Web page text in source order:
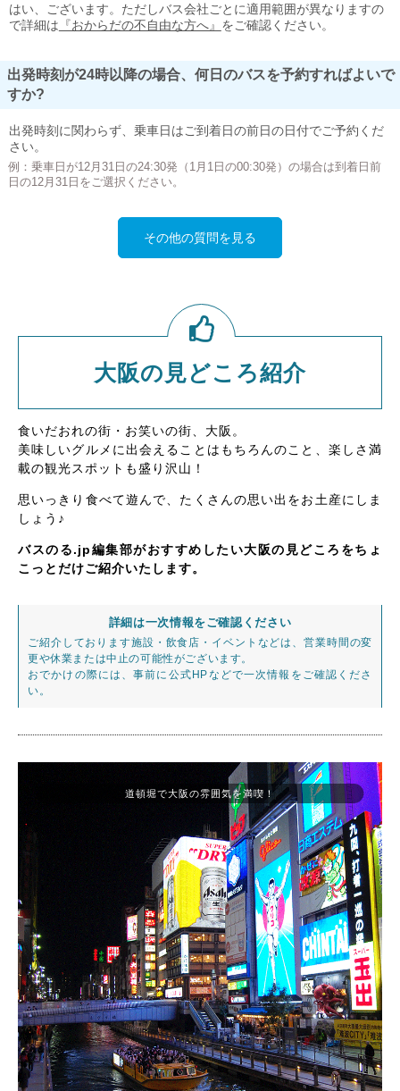
はい、ございます。ただしバス会社ごとに適用範囲が異なりますの
で詳細は 『おからだの不自由な方へ』 をご確認ください。
出発時刻が24時以降の場合、何日のバスを予約すればよいで
すか?
出発時刻に関わらず、乗車日はご到着日の前日の日付でご予約くだ
さい。
例：乗車日が12月31日の24:30発（1月1日の00:30発）の場合は到着日前
日の12月31日をご選択ください。
その他の質問を見る
大阪の見どころ紹介
食いだおれの街・お笑いの街、大阪。
美味しいグルメに出会えることはもちろんのこと、楽しさ満
載の観光スポットも盛り沢山！
思いっきり食べて遊んで、たくさんの思い出をお土産にしま
しょう♪
バスのる.jp編集部がおすすめしたい大阪の見どころをちょ
こっとだけご紹介いたします。
詳細は一次情報をご確認ください
ご紹介しております施設・飲食店・イベントなどは、営業時間の変
更や休業または中止の可能性がございます。
おでかけの際には、事前に公式HPなどで一次情報をご確認くださ
い。
道頓堀で大阪の雰囲気を満喫！